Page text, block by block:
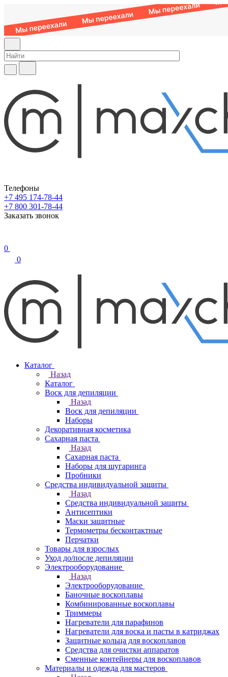
Телефоны
+7 495 174-78-44
+7 800 301-78-44
Заказать звонок
0
0
Каталог
Назад
Каталог
Воск для депиляции
Назад
Воск для депиляции
Наборы
Декоративная косметика
Сахарная паста
Назад
Сахарная паста
Наборы для шугаринга
Пробники
Средства индивидуальной защиты
Назад
Средства индивидуальной защиты
Антисептики
Маски защитные
Термометры бесконтактные
Перчатки
Товары для взрослых
Уход до/после депиляции
Электрооборудование
Назад
Электрооборудование
Баночные воскоплавы
Комбинированные воскоплавы
Триммеры
Нагреватели для парафинов
Нагреватели для воска и пасты в катриджах
Защитные кольца для воскоплавов
Средства для очистки аппаратов
Сменные контейнеры для воскоплавов
Материалы и одежда для мастеров